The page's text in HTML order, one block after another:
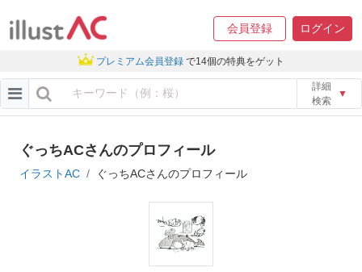
会員登録 ログイン
プレミアム会員登録 で14個の特典をゲット
詳細
検索
▼
ぐっちACさんのプロフィール
イラストAC ぐっちACさんのプロフィール